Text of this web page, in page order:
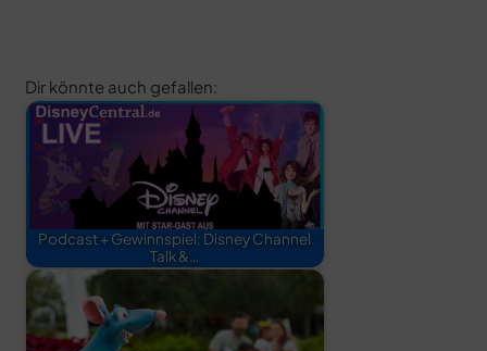
Dir könnte auch gefallen:
Podcast + Gewinnspiel: Disney Channel
Talk &…